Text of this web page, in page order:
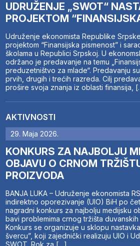
UDRUŽENJE „SWOT“
PROJEKTOM
Udruženje ekonomista Republike
projektom “Finansijska pismenost” i
školama u Republici Srpskoj. U
održano je predavanje na temu
preduzetništvo za mlade“. Predavanju
prvih, drugih i trećih razreda. Cilj
prošire svoja znanja iz oblasti finansija,
AKTIVNOSTI
29. Maja 2026.
KONKURS ZA NAJBOLJU
OBJAVU O CRNOM
PROIZVODA
BANJA LUKA – Udruženje ekonomista
indirektno oporezivanje (UIO) BiH po
nagradni konkurs za najbolju medijsku
bavi problemima crnog tržišta
Konkurs se organizuje u sklopu
švercu”, koji zajednički realizuju UIO i